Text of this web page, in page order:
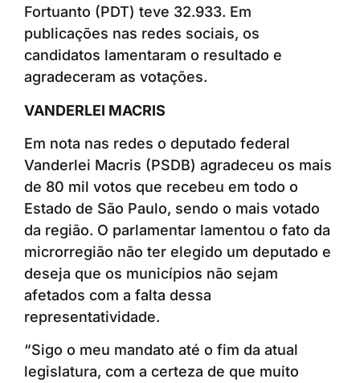
Fortuanto (PDT) teve 32.933. Em
publicações nas redes sociais, os
candidatos lamentaram o resultado e
agradeceram as votações.
VANDERLEI MACRIS
Em nota nas redes o deputado federal
Vanderlei Macris (PSDB) agradeceu os mais
de 80 mil votos que recebeu em todo o
Estado de São Paulo, sendo o mais votado
da região. O parlamentar lamentou o fato da
microrregião não ter elegido um deputado e
deseja que os municípios não sejam
afetados com a falta dessa
representatividade.
“Sigo o meu mandato até o fim da atual
legislatura, com a certeza de que muito